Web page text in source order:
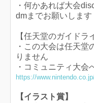
・何かあれば大会
dmまでお願いします
【任天堂のガイドラ
・この大会は任天堂
りません
・コミュニティ大会
https://
【イラスト賞】